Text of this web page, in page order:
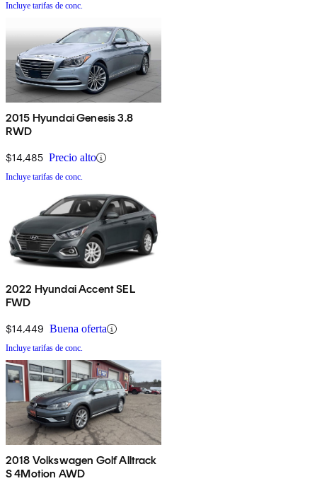
Incluye tarifas de conc.
2015 Hyundai Genesis 3.8
RWD
$14,485 Precio alto
Incluye tarifas de conc.
2022 Hyundai Accent SEL
FWD
$14,449 Buena oferta
Incluye tarifas de conc.
2018 Volkswagen Golf Alltrack
S 4Motion AWD